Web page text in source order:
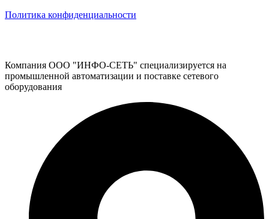
Политика конфиденциальности
Компания ООО "ИНФО-СЕТЬ" специализируется на
промышленной автоматизации и поставке сетевого
оборудования